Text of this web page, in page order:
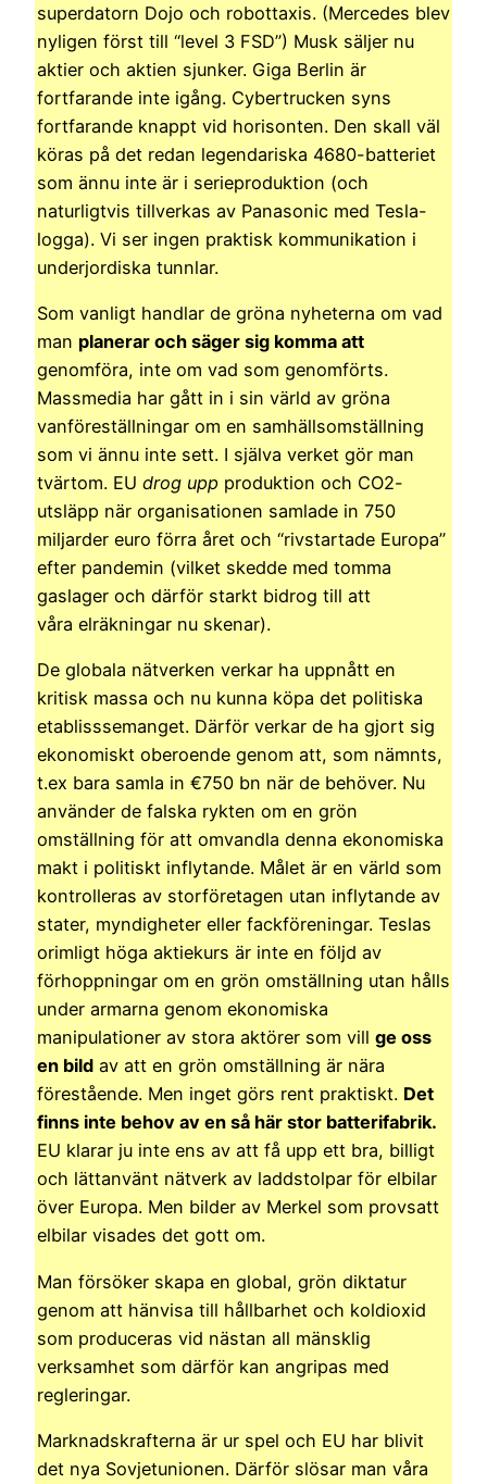
superdatorn Dojo och robottaxis. (Mercedes blev
nyligen först till “level 3 FSD”) Musk säljer nu
aktier och aktien sjunker. Giga Berlin är
fortfarande inte igång. Cybertrucken syns
fortfarande knappt vid horisonten. Den skall väl
köras på det redan legendariska 4680-batteriet
som ännu inte är i serieproduktion (och
naturligtvis tillverkas av Panasonic med Tesla-
logga). Vi ser ingen praktisk kommunikation i
underjordiska tunnlar.
Som vanligt handlar de gröna nyheterna om vad
man planerar och säger sig komma att
genomföra, inte om vad som genomförts.
Massmedia har gått in i sin värld av gröna
vanföreställningar om en samhällsomställning
som vi ännu inte sett. I själva verket gör man
tvärtom. EU drog upp produktion och CO2-
utsläpp när organisationen samlade in 750
miljarder euro förra året och “rivstartade Europa”
efter pandemin (vilket skedde med tomma
gaslager och därför starkt bidrog till att
våra elräkningar nu skenar).
De globala nätverken verkar ha uppnått en
kritisk massa och nu kunna köpa det politiska
etablisssemanget. Därför verkar de ha gjort sig
ekonomiskt oberoende genom att, som nämnts,
t.ex bara samla in €750 bn när de behöver. Nu
använder de falska rykten om en grön
omställning för att omvandla denna ekonomiska
makt i politiskt inflytande. Målet är en värld som
kontrolleras av storföretagen utan inflytande av
stater, myndigheter eller fackföreningar. Teslas
orimligt höga aktiekurs är inte en följd av
förhoppningar om en grön omställning utan hålls
under armarna genom ekonomiska
manipulationer av stora aktörer som vill ge oss
en bild av att en grön omställning är nära
förestående. Men inget görs rent praktiskt. Det
finns inte behov av en så här stor batterifabrik.
EU klarar ju inte ens av att få upp ett bra, billigt
och lättanvänt nätverk av laddstolpar för elbilar
över Europa. Men bilder av Merkel som provsatt
elbilar visades det gott om.
Man försöker skapa en global, grön diktatur
genom att hänvisa till hållbarhet och koldioxid
som produceras vid nästan all mänsklig
verksamhet som därför kan angripas med
regleringar.
Marknadskrafterna är ur spel och EU har blivit
det nya Sovjetunionen. Därför slösar man våra